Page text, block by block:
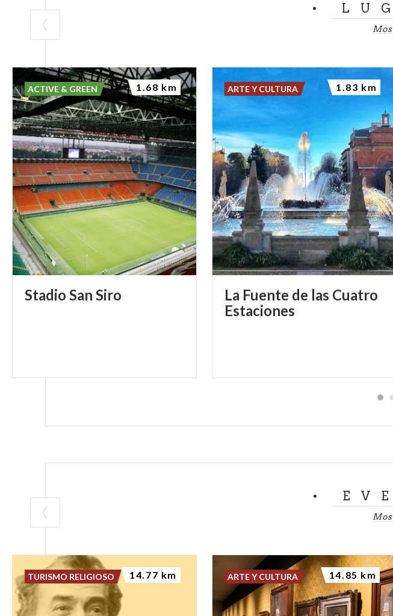
Stadio San Siro
ACTIVE & GREEN 1.68 km
La Fuente de las Cuatro
Estaciones
ARTE Y CULTURA 1.83 km
TURISMO RELIGIOSO 14.77 km ARTE Y CULTURA 14.85 km